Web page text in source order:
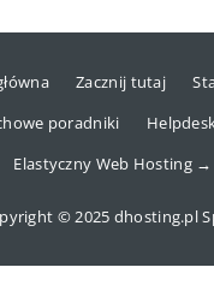
Zacznij tutaj
poradniki
Elastyczny Web Hosting →
© 2025 dhosting.pl